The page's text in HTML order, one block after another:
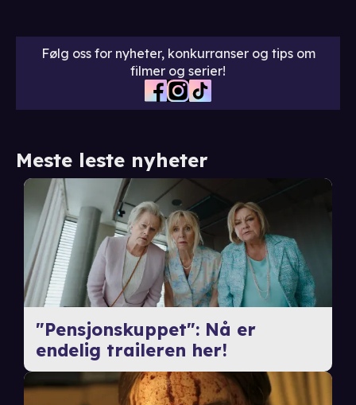
Følg oss for nyheter, konkurranser og tips om
filmer og serier!
Meste leste nyheter
"Pensjonskuppet": Nå er
endelig traileren her!